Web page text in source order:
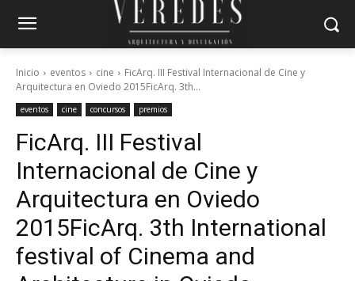
Inicio eventos cine
FicArq. III Festival Internacional de Cine y
Arquitectura en Oviedo 2015FicArq. 3th...
eventos cine concursos premios
FicArq. III Festival
Internacional de Cine y
Arquitectura en Oviedo
2015FicArq. 3th International
festival of Cinema and